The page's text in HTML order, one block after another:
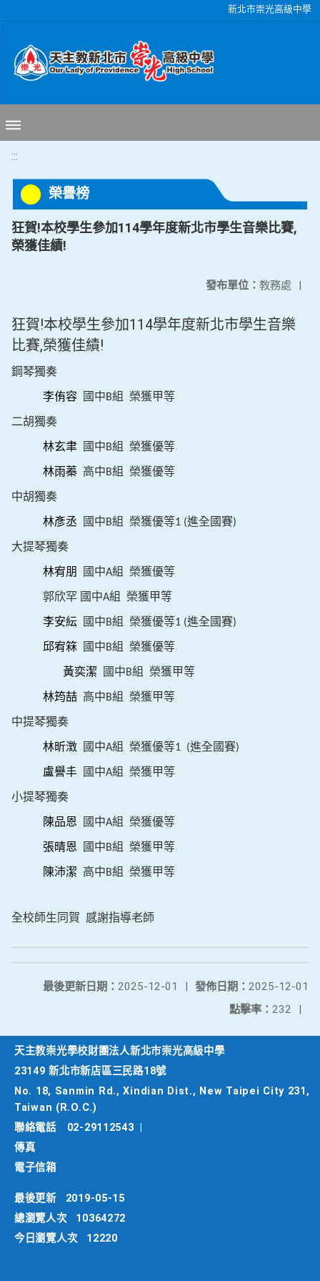
新北市崇光高級中學
:::
榮譽榜
狂賀!本校學生參加114學年度新北市學生音樂比賽,
榮獲佳績!
發布單位： 教務處 |
狂賀!本校學生參加114學年度新北市學生音樂
比賽,榮獲佳績!
鋼琴獨奏
李侑容 國中B組 榮獲甲等
二胡獨奏
林玄聿 國中B組 榮獲優等
林雨蓁 高中B組 榮獲優等
中胡獨奏
林彥丞 國中B組 榮獲優等1 (進全國賽)
大提琴獨奏
林宥朋 國中A組 榮獲優等
郭欣罕 國中A組 榮獲甲等
李安紜 國中B組 榮獲優等1 (進全國賽)
邱宥箖 國中B組 榮獲優等
黃奕潔 國中B組 榮獲甲等
林筠喆 高中B組 榮獲甲等
中提琴獨奏
林昕澂 國中A組 榮獲優等1 (進全國賽)
盧譽丰 國中A組 榮獲甲等
小提琴獨奏
陳品恩 國中A組 榮獲優等
張晴恩 國中B組 榮獲甲等
陳沛潔 高中B組 榮獲甲等
全校師生同賀 感謝指導老師
發佈日期： 2025-12-01
最後更新日期： 2025-12-01
|
點擊率： 232 |
天主教崇光學校財團法人新北市崇光高級中學
23149 新北市新店區三民路18號
No. 18, Sanmin Rd., Xindian Dist., New Taipei City 231,
Taiwan (R.O.C.)
聯絡電話
02-29112543
傳真
電子信箱
最後更新
2019-05-15
總瀏覽人次
10364272
今日瀏覽人次
12220